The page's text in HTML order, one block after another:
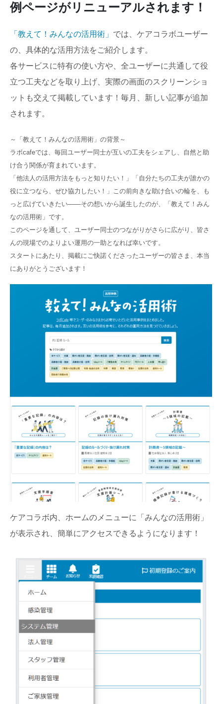
例ページがリニューアルされます！
「教えて！みんなの活用術」 では、ケアコラボユーザー
の、具体的な活用方法をご紹介します。
各サービスに特有の使い方や、全ユーザーに共通して役
立つ工夫などを取り上げ、実際の画面のスクリーンショ
ットも交えて掲載しています！毎月、新しい記事が追加
されます。
～「教えて！みんなの活用術」の背景～
ラボcafeでは、毎回ユーザー同士が互いの工夫をシェアし、自然と助
け合う関係が育まれています。
「他法人の活用方法をもっと知りたい！」「自分たちの工夫が誰かの
役に立つなら、ぜひ協力したい！」この前向きな助け合いの輪を、も
っと広げていきたい——その想いから誕生したのが、「教えて！みん
なの活用術」です。
このページを通して、ユーザー同士のつながりがさらに広がり、皆さ
んの現場でのよりよい運用の一助となれば幸いです。
スタートにあたり、掲載にご快諾くださったユーザーの皆さま、本当
にありがとうございます！
ケアコラボ内、ホームのメニューに「みんなの活用術」
が表示され、簡単にアクセスできるようになります！